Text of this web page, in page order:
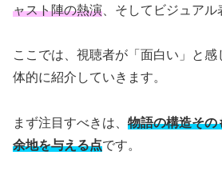
ャスト陣の熱演 、そしてビジュアル
ここでは、視聴者が「面白い」と
体的に紹介していきます。
まず注目すべきは、 物語の構造その
余地を与える点です。